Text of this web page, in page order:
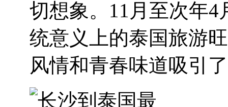
切想象。11月至次年
统意义上的泰国旅游
风情和青春味道吸引